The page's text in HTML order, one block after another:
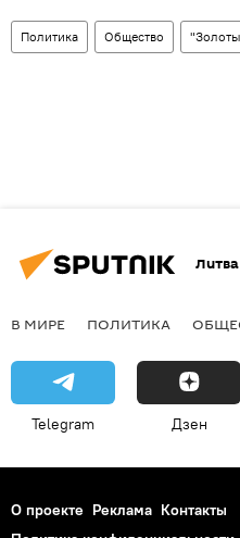
Политика Общество
Литва
В МИРЕ ПОЛИТИКА
Telegram Дзен
О проекте Реклама Контакты